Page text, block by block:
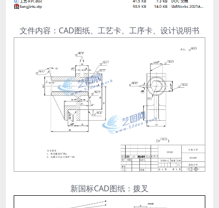
文件内容：CAD图纸、工艺卡、工序卡、设计说明书
新国标CAD图纸：拨叉